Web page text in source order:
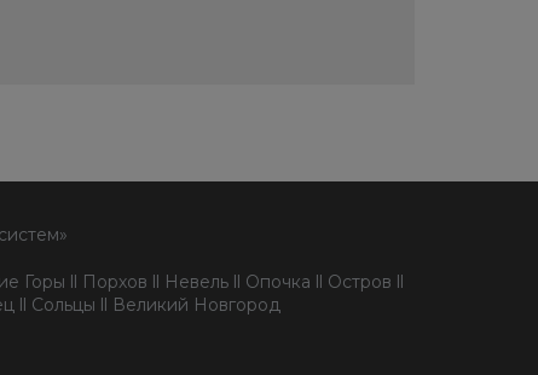
Горы ll Порхов ll Невель ll Опочка ll Остров ll
ll Сольцы ll Великий Новгород